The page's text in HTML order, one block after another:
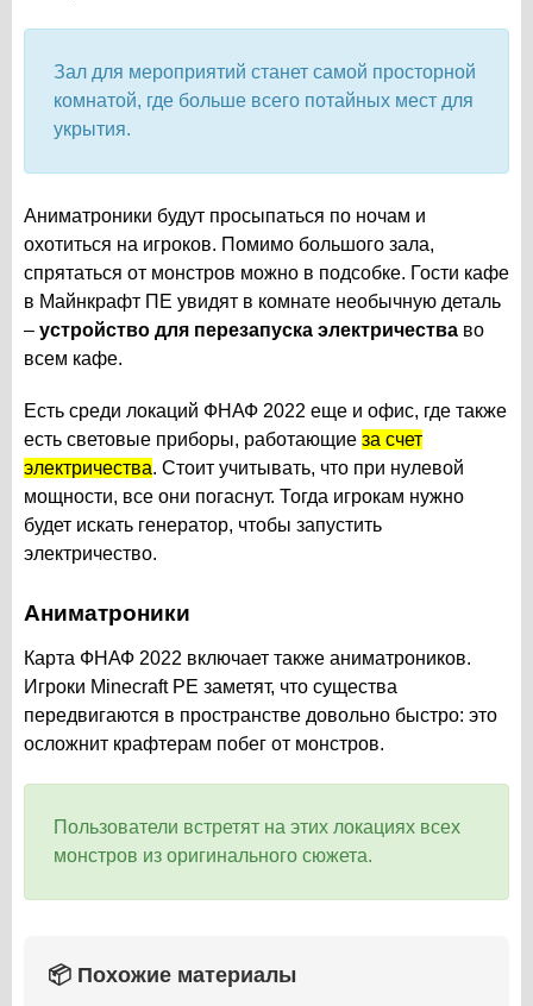
Зал для мероприятий станет самой просторной
комнатой, где больше всего потайных мест для
укрытия.
Аниматроники будут просыпаться по ночам и
охотиться на игроков. Помимо большого зала,
спрятаться от монстров можно в подсобке. Гости кафе
в Майнкрафт ПЕ увидят в комнате необычную деталь
– устройство для перезапуска электричества во
всем кафе.
Есть среди локаций ФНАФ 2022 еще и офис, где также
есть световые приборы, работающие за счет
электричества. Стоит учитывать, что при нулевой
мощности, все они погаснут. Тогда игрокам нужно
будет искать генератор, чтобы запустить
электричество.
Аниматроники
Карта ФНАФ 2022 включает также аниматроников.
Игроки Minecraft PE заметят, что существа
передвигаются в пространстве довольно быстро: это
осложнит крафтерам побег от монстров.
Пользователи встретят на этих локациях всех
монстров из оригинального сюжета.
📦 Похожие материалы